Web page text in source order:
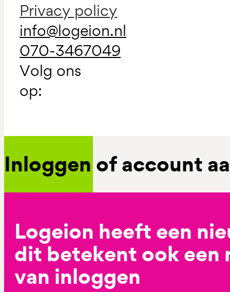
Privacy policy
info@logeion.nl
070-3467049
Volg ons
op:
Inloggen of account
Logeion heeft een
dit betekent ook een
van inloggen